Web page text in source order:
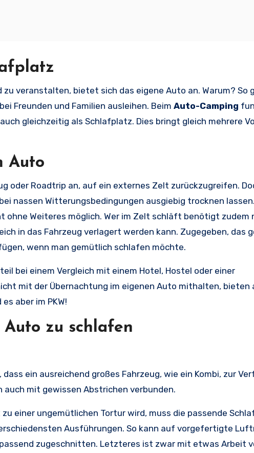
veranstalten, bietet sich das eigene Auto an. Warum? So
Freunden und Familien ausleihen. Beim Auto-Camping
gleichzeitig als Schlafplatz. Dies bringt gleich mehrere
Auto
oder Roadtrip an, auf ein externes Zelt zurückzugreifen.
nassen Witterungsbedingungen ausgiebig trocknen
ohne Weiteres möglich. Wer im Zelt schläft benötigt zudem
in das Fahrzeug verlagert werden kann. Zugegeben, das
wenn man gemütlich schlafen möchte.
bei einem Vergleich mit einem Hotel, Hostel oder einer
mit der Übernachtung im eigenen Auto mithalten, bieten
aber im PKW!
zu schlafen
ein ausreichend großes Fahrzeug, wie ein Kombi, zur
auch mit gewissen Abstrichen verbunden.
einer ungemütlichen Tortur wird, muss die passende
Ausführungen. So kann auf vorgefertigte
zugeschnitten. Letzteres ist zwar mit etwas Arbeit